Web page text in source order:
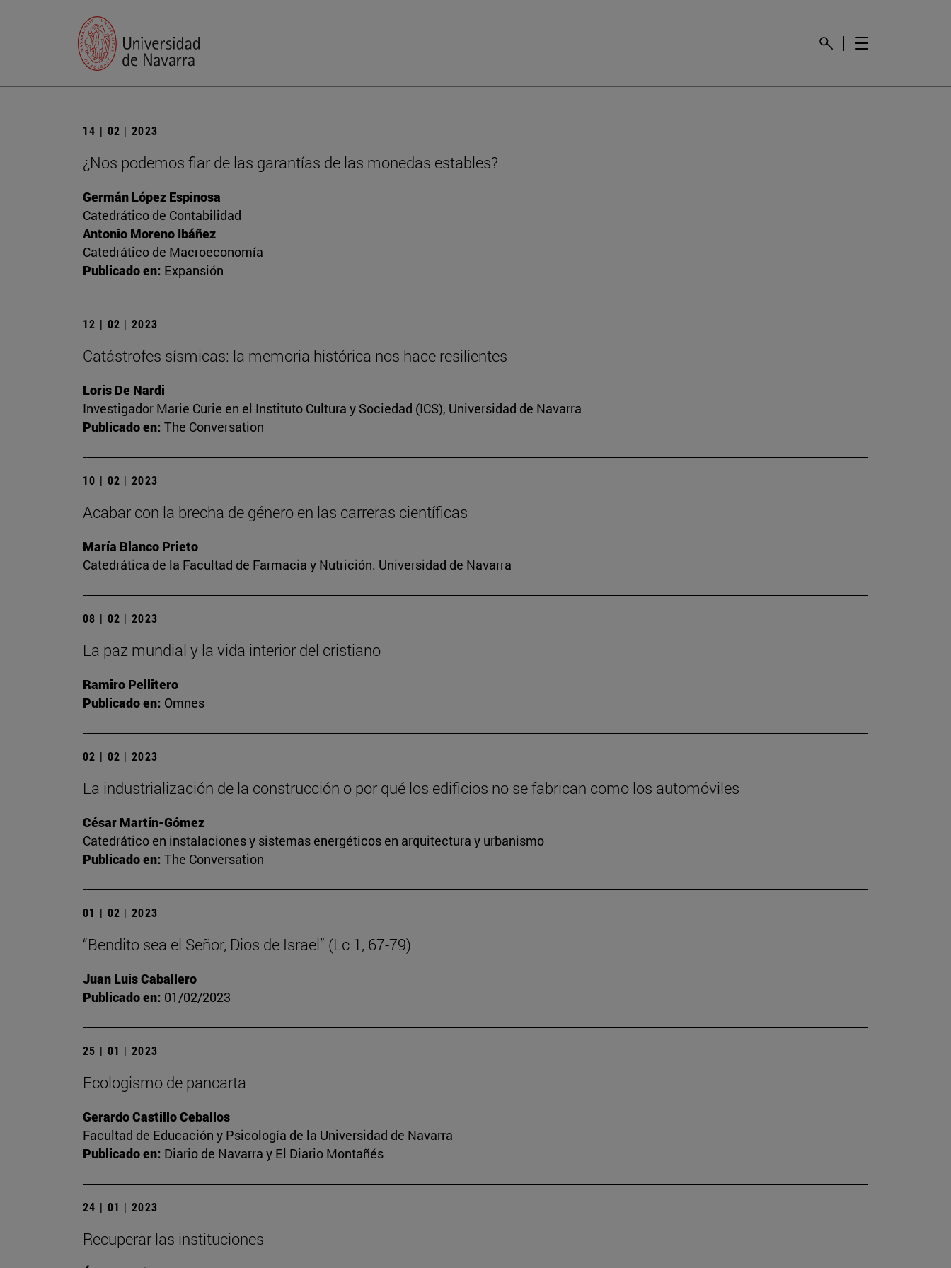
14 | 02 | 2023
¿Nos podemos fiar de las garantías de las monedas estables?
Germán López Espinosa
Catedrático de Contabilidad
Antonio Moreno Ibáñez
Catedrático de Macroeconomía
Publicado en: Expansión
12 | 02 | 2023
Catástrofes sísmicas: la memoria histórica nos hace resilientes
Loris De Nardi
Investigador Marie Curie en el Instituto Cultura y Sociedad (ICS), Universidad de Navarra
Publicado en: The Conversation
10 | 02 | 2023
Acabar con la brecha de género en las carreras científicas
María Blanco Prieto
Catedrática de la Facultad de Farmacia y Nutrición. Universidad de Navarra
08 | 02 | 2023
La paz mundial y la vida interior del cristiano
Ramiro Pellitero
Publicado en: Omnes
02 | 02 | 2023
La industrialización de la construcción o por qué los edificios no se fabrican como los automóviles
César Martín-Gómez
Catedrático en instalaciones y sistemas energéticos en arquitectura y urbanismo
Publicado en: The Conversation
01 | 02 | 2023
“Bendito sea el Señor, Dios de Israel” (Lc 1, 67-79)
Juan Luis Caballero
Publicado en: 01/02/2023
25 | 01 | 2023
Ecologismo de pancarta
Gerardo Castillo Ceballos
Facultad de Educación y Psicología de la Universidad de Navarra
Publicado en: Diario de Navarra y El Diario Montañés
24 | 01 | 2023
Recuperar las instituciones